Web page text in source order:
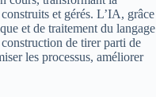
et gérés. L’IA, grâce
et de traitement du langage
de tirer parti de
les processus, améliorer